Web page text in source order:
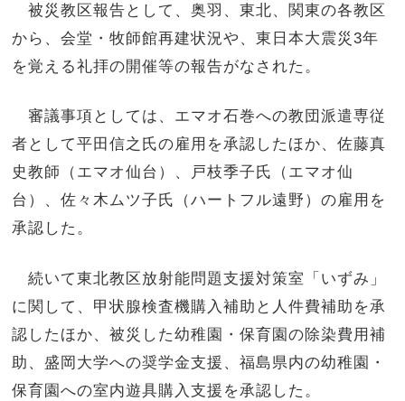
被災教区報告として、奥羽、東北、関東の各教区
から、会堂・牧師館再建状況や、東日本大震災3年
を覚える礼拝の開催等の報告がなされた。
審議事項としては、エマオ石巻への教団派遣専従
者として平田信之氏の雇用を承認したほか、佐藤真
史教師（エマオ仙台）、戸枝季子氏（エマオ仙
台）、佐々木ムツ子氏（ハートフル遠野）の雇用を
承認した。
続いて東北教区放射能問題支援対策室「いずみ」
に関して、甲状腺検査機購入補助と人件費補助を承
認したほか、被災した幼稚園・保育園の除染費用補
助、盛岡大学への奨学金支援、福島県内の幼稚園・
保育園への室内遊具購入支援を承認した。